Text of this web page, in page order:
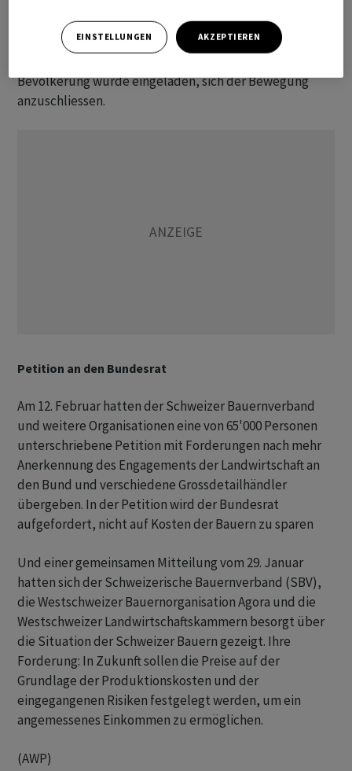
Westschweiz an mehreren Orten Protestfeuer
entzündet. Damit riefen sie zur Solidarität gegenüber
Bevölkerung wurde eingeladen, sich der Bewegung
anzuschliessen.
Petition an den Bundesrat
Am 12. Februar hatten der Schweizer Bauernverband
und weitere Organisationen eine von 65'000 Personen
unterschriebene Petition mit Forderungen nach mehr
Anerkennung des Engagements der Landwirtschaft an
den Bund und verschiedene Grossdetailhändler
übergeben. In der Petition wird der Bundesrat
aufgefordert, nicht auf Kosten der Bauern zu sparen
Und einer gemeinsamen Mitteilung vom 29. Januar
hatten sich der Schweizerische Bauernverband (SBV),
die Westschweizer Bauernorganisation Agora und die
Westschweizer Landwirtschaftskammern besorgt über
die Situation der Schweizer Bauern gezeigt. Ihre
Forderung: In Zukunft sollen die Preise auf der
Grundlage der Produktionskosten und der
eingegangenen Risiken festgelegt werden, um ein
angemessenes Einkommen zu ermöglichen.
(AWP)
EINSTELLUNGEN AKZEPTIEREN